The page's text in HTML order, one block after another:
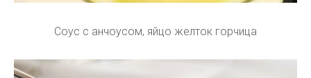
Соус с анчоусом, яйцо желток горчица